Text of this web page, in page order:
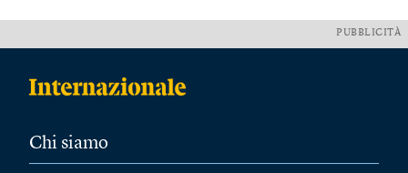
PUBBLICITÀ
Chi siamo